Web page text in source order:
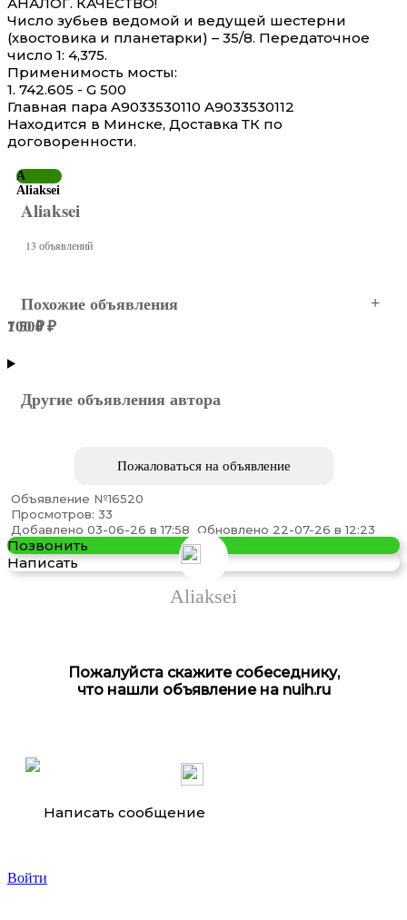
Число зубьев ведомой и ведущей шестерни
(хвостовика и планетарки) – 35/8. Передаточное
число 1: 4,375.
Применимость мосты:
1. 742.605 - G 500
Главная пара A9033530110 A9033530112
Находится в Минске, Доставка ТК по
договоренности.
A
Aliaksei
Aliaksei
13 объявлений
Похожие объявления
Насос дозатор OSPBX 160 200 500LS
100 ₽
7 500 ₽
Другие объявления автора
Пожаловаться на объявление
Объявление №16520
Просмотров: 33
Добавлено 03-06-26 в 17:58 Обновлено 22-07-26 в 12:23
Позвонить
Написать
Aliaksei
Пожалуйста скажите собеседнику,
что нашли объявление на nuih.ru
Написать сообщение
Войти